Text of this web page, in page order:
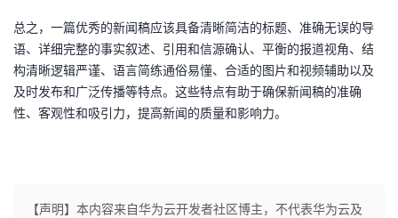
总之，一篇优秀的新闻稿应该具备清晰简洁的标题、准确无误的导
语、详细完整的事实叙述、引用和信源确认、平衡的报道视角、结
构清晰逻辑严谨、语言简练通俗易懂、合适的图片和视频辅助以及
及时发布和广泛传播等特点。这些特点有助于确保新闻稿的准确
性、客观性和吸引力，提高新闻的质量和影响力。
【声明】本内容来自华为云开发者社区博主，不代表华为云及